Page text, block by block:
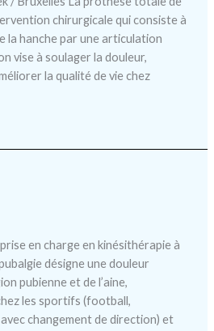
chirurgicale qui consiste à
la hanche par une articulation
vise à soulager la douleur,
la qualité de vie chez
en charge en kinésithérapie à
désigne une douleur
pubienne et de l’aine,
les sportifs (football,
changement de direction) et